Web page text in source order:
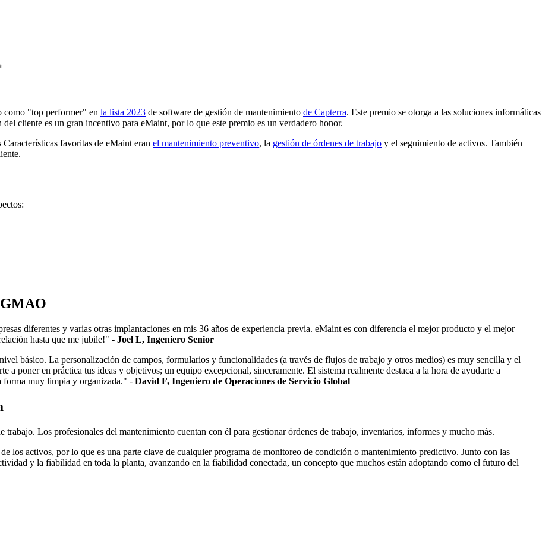
como "top performer" en la lista 2023 de software de gestión de mantenimiento de Capterra. Este premio se otorga a las soluciones informáticas
cliente es un gran incentivo para eMaint, por lo que este premio es un verdadero honor.
favoritas de eMaint eran el mantenimiento preventivo, la gestión de órdenes de trabajo y el seguimiento de activos. También
diferentes y varias otras implantaciones en mis 36 años de experiencia previa. eMaint es con diferencia el mejor producto y el mejor
hasta que me jubile!" - Joel L, Ingeniero Senior
básico. La personalización de campos, formularios y funcionalidades (a través de flujos de trabajo y otros medios) es muy sencilla y el
a poner en práctica tus ideas y objetivos; un equipo excepcional, sinceramente. El sistema realmente destaca a la hora de ayudarte a
forma muy limpia y organizada." - David F, Ingeniero de Operaciones de Servicio Global
Los profesionales del mantenimiento cuentan con él para gestionar órdenes de trabajo, inventarios, informes y mucho más.
los activos, por lo que es una parte clave de cualquier programa de monitoreo de condición o mantenimiento predictivo. Junto con las
y la fiabilidad en toda la planta, avanzando en la fiabilidad conectada, un concepto que muchos están adoptando como el futuro del